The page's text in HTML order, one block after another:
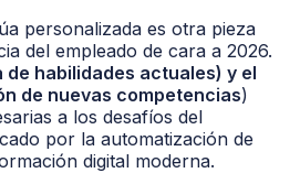
personalizada es otra pieza
del empleado de cara a 2026.
habilidades actuales) y el
de nuevas competencias)
a los desafíos del
por la automatización de
digital moderna.